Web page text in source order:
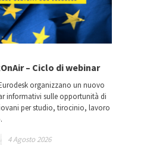
– Ciclo di webinar
organizzano un nuovo
informativi sulle opportunità di
per studio, tirocinio, lavoro
4 Agosto 2026